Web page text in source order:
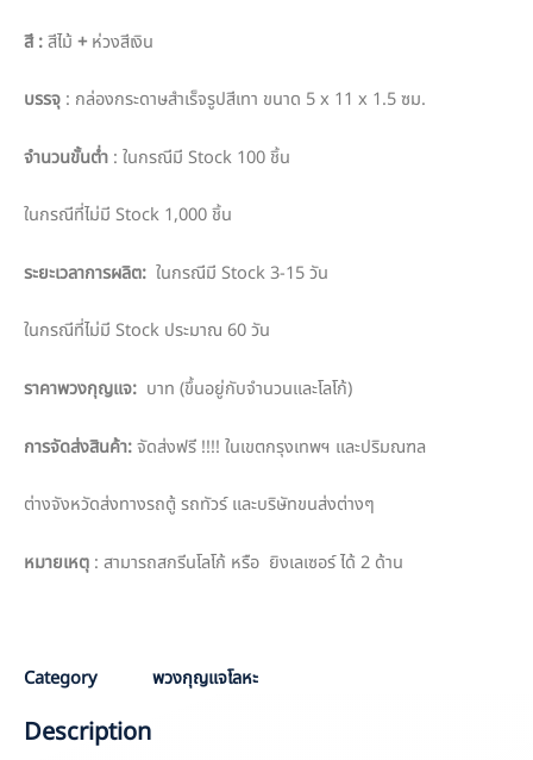
สี :สีไม้ + ห่วงสีเงิน
บรรจุ : กล่องกระดาษสำเร็จรูปสีเทา ขนาด 5 x 11 x 1.5 ซม.
จำนวนขั้นต่ำ : ในกรณีมี Stock 100 ชิ้น
ในกรณีที่ไม่มี Stock 1,000 ชิ้น
ระยะเวลาการผลิต: ในกรณีมี Stock 3-15 วัน
ในกรณีที่ไม่มี Stock ประมาณ 60 วัน
ราคาพวงกุญแจ: บาท (ขึ้นอยู่กับจำนวนและโลโก้)
การจัดส่งสินค้า:จัดส่งฟรี !!!! ในเขตกรุงเทพฯ และปริมณฑล
ต่างจังหวัดส่งทางรถตู้ รถทัวร์ และบริษัทขนส่งต่างๆ
หมายเหตุ : สามารถสกรีนโลโก้ หรือ ยิงเลเซอร์ ได้ 2 ด้าน
Category พวงกุญแจโลหะ
Description